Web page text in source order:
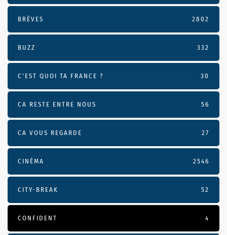
BRÈVES 2802
BUZZ 332
C'EST QUOI TA FRANCE ? 30
CA RESTE ENTRE NOUS 56
CA VOUS REGARDE 27
CINÉMA 2546
CITY-BREAK 52
CONFIDENT 4